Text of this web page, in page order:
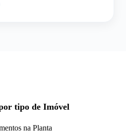
tipo de Imóvel
na Planta